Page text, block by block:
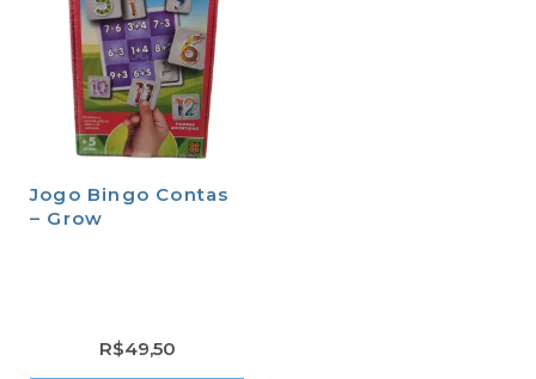
Jogo Bingo Contas
– Grow
R$49,50